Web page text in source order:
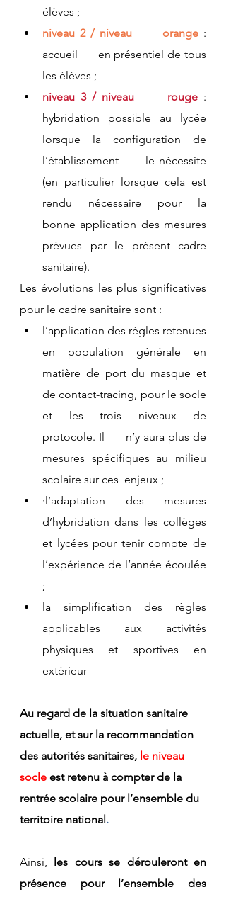
élèves ;
niveau 2 / niveau      orange :
accueil      en présentiel de tous
les élèves ;
niveau 3 / niveau      rouge :
hybridation possible au lycée
lorsque la configuration de
l’établissement      le nécessite
(en particulier lorsque cela est
rendu nécessaire pour la
bonne application des mesures
prévues par le présent cadre
sanitaire).
Les évolutions les plus significatives
pour le cadre sanitaire sont :
l’application des règles retenues
en population générale en
matière de port du masque et
de contact-tracing, pour le socle
et les trois niveaux de
protocole. Il      n’y aura plus de
mesures spécifiques au milieu
scolaire sur ces  enjeux ;
·l’adaptation des mesures
d’hybridation dans les collèges
et lycées pour tenir compte de
l’expérience de l’année écoulée
;
la simplification des règles
applicables aux activités
physiques et sportives en
extérieur
Au regard de la situation sanitaire
actuelle, et sur la recommandation
des autorités sanitaires, le niveau
socle est retenu à compter de la
rentrée scolaire pour l’ensemble du
territoire national.
Ainsi, les cours se dérouleront en
présence pour l’ensemble des